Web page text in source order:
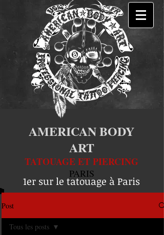
AMERICAN BODY
ART
TATOUAGE ET PIERCING
PARIS
1er sur le tatouage à Paris
Post
Tous les posts